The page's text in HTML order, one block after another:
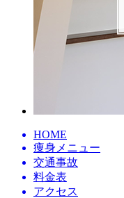
HOME
痩身メニュー
交通事故
料金表
アクセス